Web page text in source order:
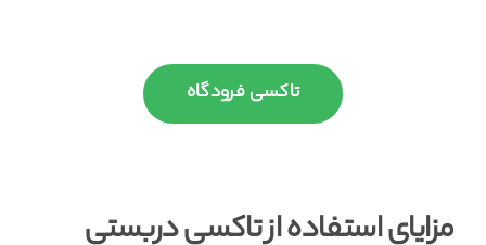
تاکسی فرودگاه
مزایای استفاده از تاکسی دربستی